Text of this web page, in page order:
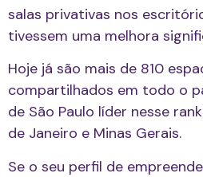
salas privativas nos
tivessem uma melhora
Hoje já são mais de 810
compartilhados em todo o
de São Paulo líder nesse
de Janeiro e Minas Gerais.
Se o seu perfil de